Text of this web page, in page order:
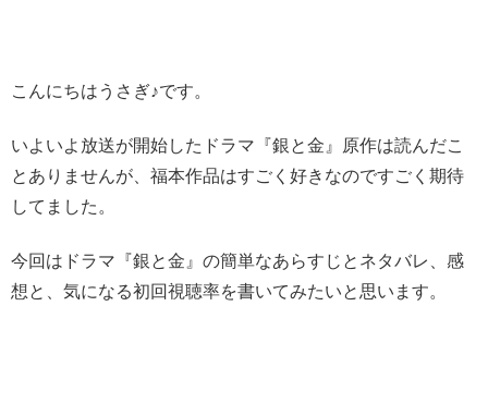
こんにちはうさぎ♪です。
いよいよ放送が開始した ドラマ『銀と金』
原作は読んだこ
とありませんが、福本作品はすごく好きなのですごく期待
してました。
今回はドラマ『銀と金』の簡単なあらすじとネタバレ、感
想と、気になる初回視聴率を書いてみたいと思います。